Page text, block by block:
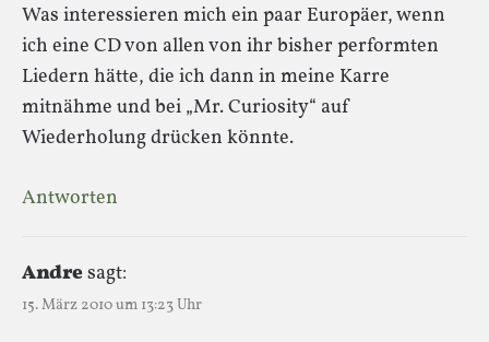
Was interessieren mich ein paar Europäer, wenn
ich eine CD von allen von ihr bisher performten
Liedern hätte, die ich dann in meine Karre
mitnähme und bei „Mr. Curiosity“ auf
Wiederholung drücken könnte.
Antworten
Andresagt:
15. März 2010 um 13:23 Uhr